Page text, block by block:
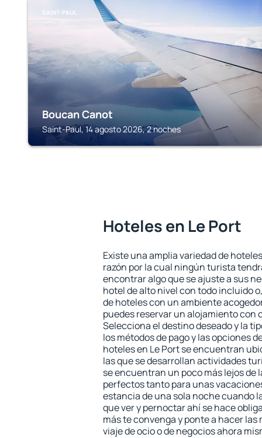
SAINT-PAUL
Boucan Canot
Saint-Paul, 14 agosto 2026, 2 noches
Hoteles en Le Port
Existe una amplia variedad de
razón por la cual ningún turista
encontrar algo que se ajuste a sus
hotel de alto nivel con todo incluido
de hoteles con un ambiente
puedes reservar un alojamiento con
Selecciona el destino deseado y la
los métodos de pago y las opciones
hoteles en Le Port se encuentran
las que se desarrollan actividades
se encuentran un poco más lejos de
perfectos tanto para unas
estancia de una sola noche cuando
que ver y pernoctar ahí se hace
más te convenga y ponte a hacer
viaje de ocio o de negocios ahora